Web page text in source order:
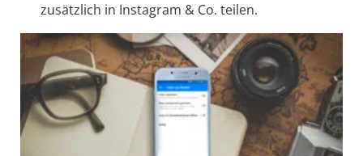
zusätzlich in Instagram & Co. teilen.